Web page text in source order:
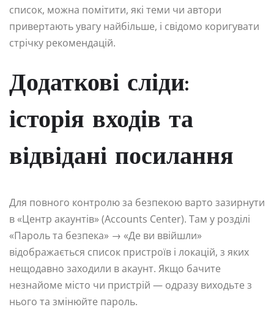
список, можна помітити, які теми чи автори
привертають увагу найбільше, і свідомо коригувати
стрічку рекомендацій.
Додаткові сліди:
історія входів та
відвідані посилання
Для повного контролю за безпекою варто зазирнути
в «Центр акаунтів» (Accounts Center). Там у розділі
«Пароль та безпека» → «Де ви ввійшли»
відображається список пристроїв і локацій, з яких
нещодавно заходили в акаунт. Якщо бачите
незнайоме місто чи пристрій — одразу виходьте з
нього та змінюйте пароль.